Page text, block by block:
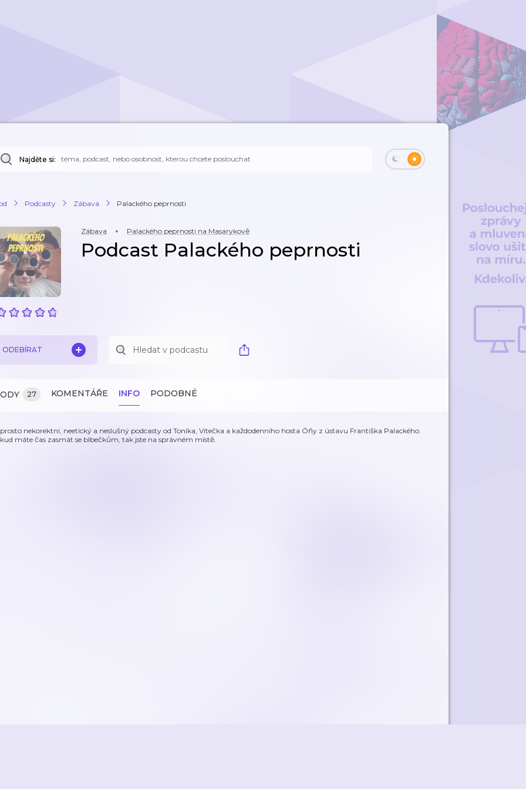
Najděte si:
Podcasty Zábava Palackého peprnosti
Zábava Palackého peprnosti na Masarykově
Podcast Palackého peprnosti
ODEBÍRAT
27 KOMENTÁŘE INFO PODOBNÉ
nekorektní, neetický a neslušný podcasty od Toníka, Vítečka a každodenního hosta Óňy z ústavu Františka Palackého.
máte čas zasmát se blbečkům, tak jste na správném místě.